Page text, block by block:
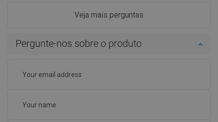
Veja mais perguntas
Pergunte-nos sobre o produto